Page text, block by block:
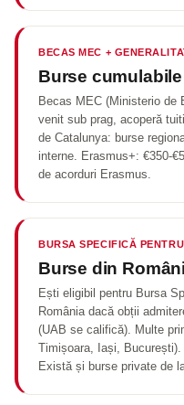
BECAS MEC +
Burse cumulabile
Becas MEC (Ministerio de
venit sub prag, acoperă
de Catalunya: burse
interne. Erasmus+: €350-
de acorduri Erasmus.
BURSA SPECIFICĂ PENTRU
Burse din
Ești eligibil pentru Bursa
România dacă obții
(UAB se califică). Multe
Timișoara, Iași,
Există și burse private de